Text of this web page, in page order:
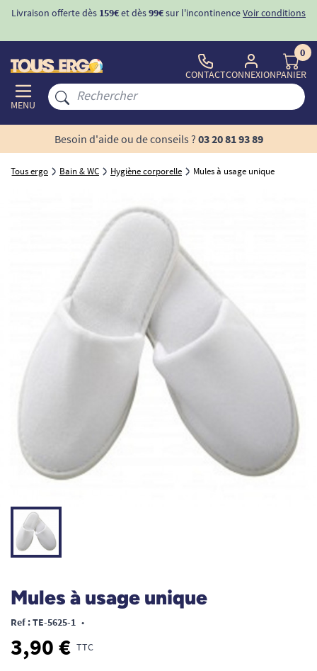
Livraison offerte dès 159€et dès99€sur l'incontinenceVoir conditions
MENU
CONTACTCONNEXION
0
PANIER
Besoin d'aide ou de conseils ? 03 20 81 93 89
Tous ergo Bain & WC Hygiène corporelle Mules à usage unique
Mules à usage unique
Ref : TE-5625-1 •
3,90 € TTC